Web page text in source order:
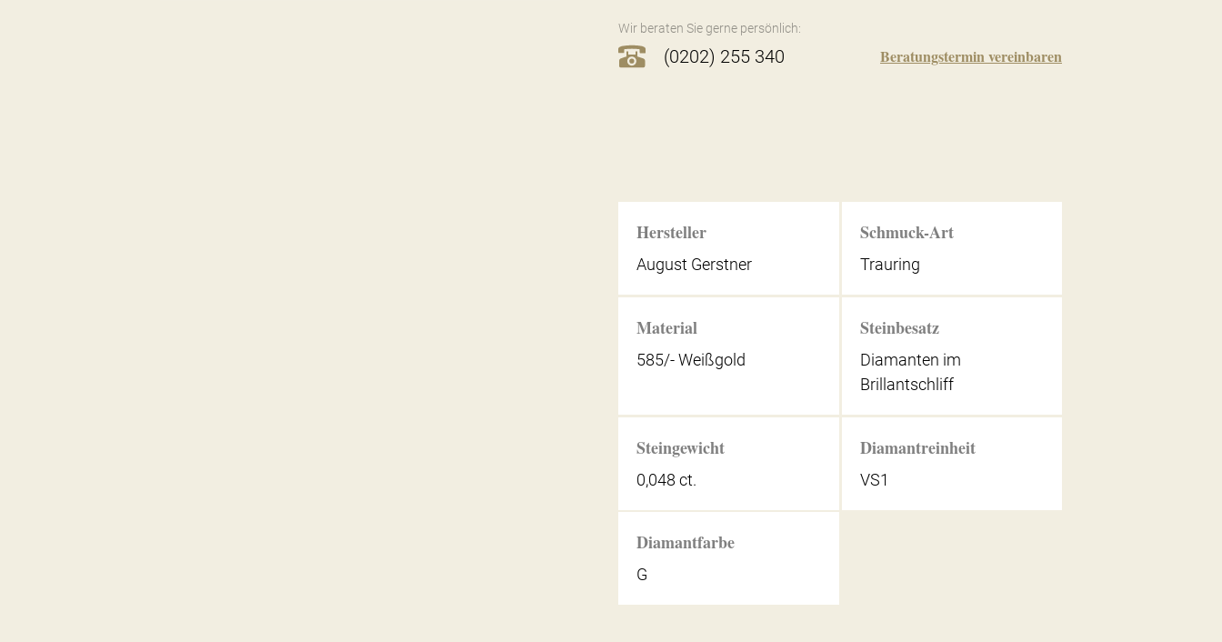
Wir beraten Sie gerne persönlich:
(0202) 255 340 Beratungstermin vereinbaren
Hersteller
August Gerstner
Schmuck-Art
Trauring
Material
585/- Weißgold
Steinbesatz
Diamanten im
Brillantschliff
Steingewicht
0,048 ct.
Diamantreinheit
VS1
Diamantfarbe
G